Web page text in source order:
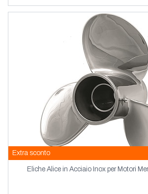
Extra sconto
Eliche Alice in Acciaio Inox per Motori